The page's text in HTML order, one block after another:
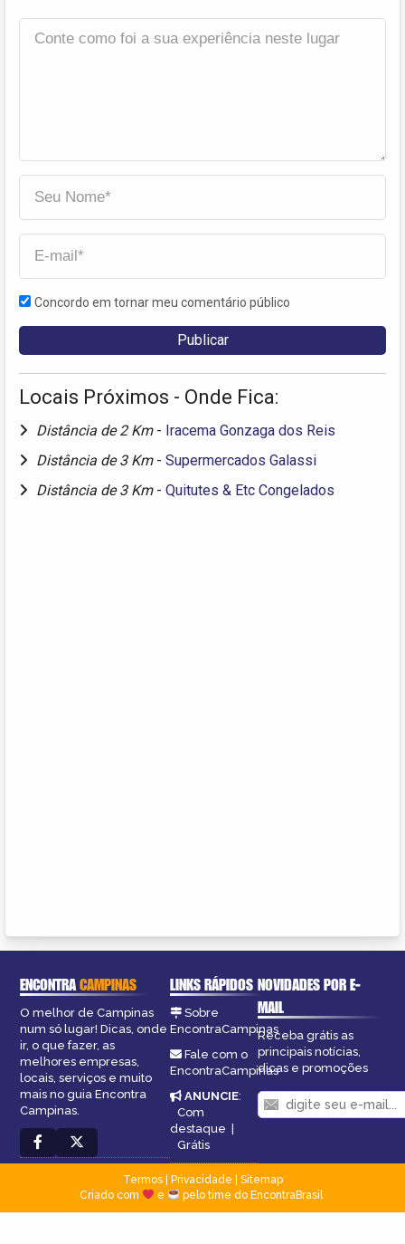
Concordo em tornar meu comentário público
Locais Próximos - Onde Fica:
Distância de 2 Km - Iracema Gonzaga dos Reis
Distância de 3 Km - Supermercados Galassi
Distância de 3 Km - Quitutes & Etc Congelados
ENCONTRACAMPINAS
O melhor de Campinas
num só lugar! Dicas, onde
ir, o que fazer, as
melhores empresas,
locais, serviços e muito
mais no guia Encontra
Campinas.
LINKS RÁPIDOS
Sobre
EncontraCampinas
Fale com o
EncontraCampinas
ANUNCIE:
Com
destaque |
Grátis
NOVIDADES POR E-
MAIL
Receba grátis as
principais notícias,
dicas e promoções
Termos| Privacidade
Sitemap
Criado com
e pelo time do EncontraBrasil